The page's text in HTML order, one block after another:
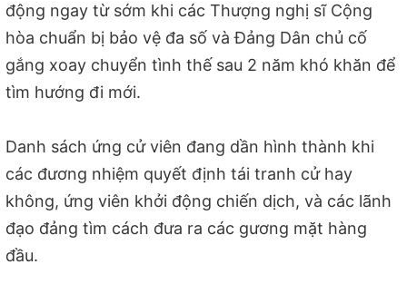
động ngay từ sớm khi các Thượng nghị sĩ Cộng
hòa chuẩn bị bảo vệ đa số và Đảng Dân chủ cố
gắng xoay chuyển tình thế sau 2 năm khó khăn để
tìm hướng đi mới.
Danh sách ứng cử viên đang dần hình thành khi
các đương nhiệm quyết định tái tranh cử hay
không, ứng viên khởi động chiến dịch, và các lãnh
đạo đảng tìm cách đưa ra các gương mặt hàng
đầu.